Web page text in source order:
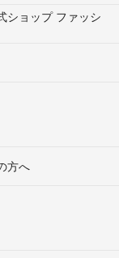
ショップ ファッシ
方へ